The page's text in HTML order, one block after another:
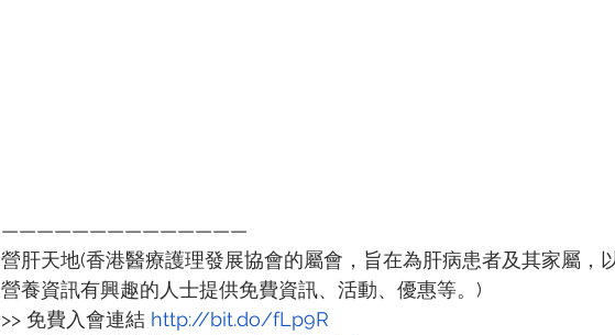
——————————————
營肝天地(香港醫療護理發展協會的屬會，旨在為肝病患者及其家屬，
營養資訊有興趣的人士提供免費資訊、活動、優惠等。)
>> 免費入會連結 http://bit.do/fLp9R